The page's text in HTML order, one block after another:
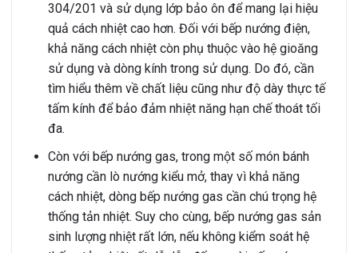
304/201 và sử dụng lớp bảo ôn để mang lại hiệu
quả cách nhiệt cao hơn. Đối với bếp nướng điện,
khả năng cách nhiệt còn phụ thuộc vào hệ gioăng
sử dụng và dòng kính trong sử dụng. Do đó, cần
tìm hiểu thêm về chất liệu cũng như độ dày thực tế
tấm kính để bảo đảm nhiệt năng hạn chế thoát tối
đa.
Còn với bếp nướng gas, trong một số món bánh
nướng cần lò nướng kiểu mở, thay vì khả năng
cách nhiệt, dòng bếp nướng gas cần chú trọng hệ
thống tản nhiệt. Suy cho cùng, bếp nướng gas sản
sinh lượng nhiệt rất lớn, nếu không kiểm soát hệ